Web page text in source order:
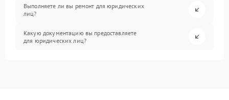
Выполняете ли вы ремонт для юридических
лиц?
Какую документацию вы предоставляете
для юридических лиц?